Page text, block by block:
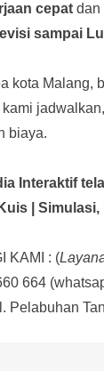
cepat dan
sampai
kota Malang,
kami
biaya.
Interaktif
Kuis | Simulasi,
KAMI : (
664
Pelabuhan